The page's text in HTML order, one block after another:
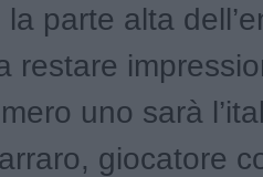
parte alta
restare
uno sarà
giocatore